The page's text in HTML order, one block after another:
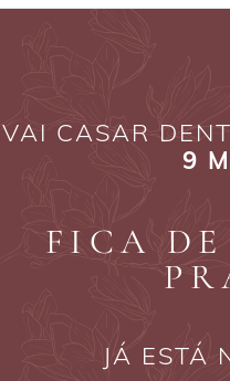
VAI CASAR
9
FICA
JÁ ESTÁ